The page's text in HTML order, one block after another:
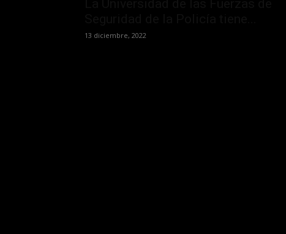
13 diciembre, 2022